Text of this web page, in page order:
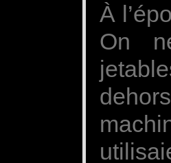
À
On